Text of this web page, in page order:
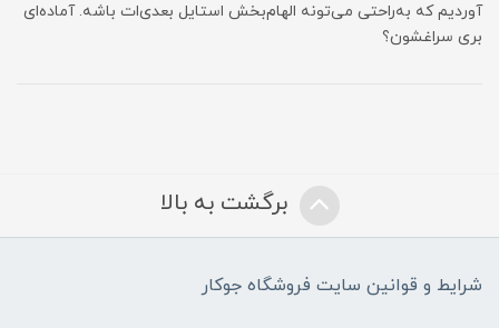
آوردیم که به‌راحتی می‌تونه الهام‌بخش استایل بعدی‌ات باشه. آماده‌ای
بری سراغشون؟
برگشت به بالا
شرایط و قوانین سایت فروشگاه جوکار